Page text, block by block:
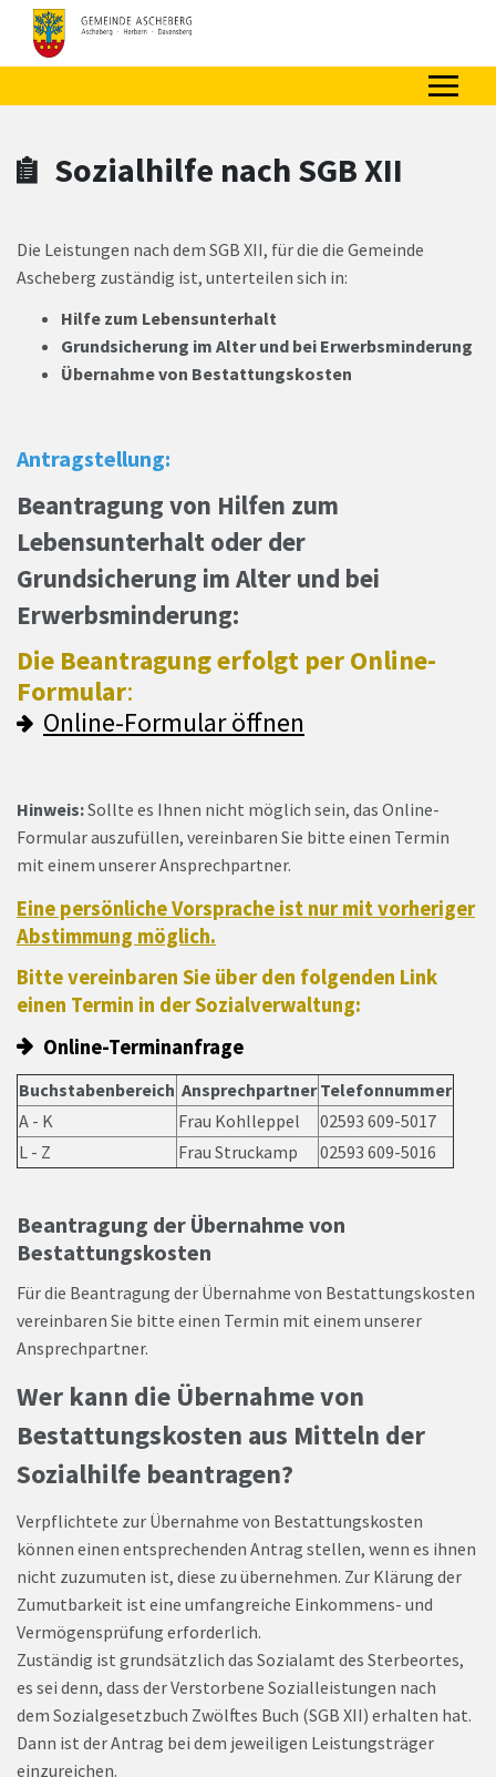
Zum Header
Zum Hauptinhalt
Zum Footer
Zum Hauptinhalt springen
Sozialhilfe nach SGB XII
Die Leistungen nach dem SGB XII, für die die Gemeinde
Ascheberg zuständig ist, unterteilen sich in:
Hilfe zum Lebensunterhalt
Grundsicherung im Alter und bei Erwerbsminderung
Übernahme von Bestattungskosten
Antragstellung:
Beantragung von Hilfen zum
Lebensunterhalt oder der
Grundsicherung im Alter und bei
Erwerbsminderung:
Die Beantragung erfolgt per Online-
Formular:
Online-Formular öffnen
Hinweis:Sollte es Ihnen nicht möglich sein, das Online-
Formular auszufüllen, vereinbaren Sie bitte einen Termin
mit einem unserer Ansprechpartner.
Eine persönliche Vorsprache ist nur mit vorheriger
Abstimmung möglich.
Bitte vereinbaren Sie über den folgenden Link
einen Termin in der Sozialverwaltung:
Online-Terminanfrage
Buchstabenbereich Ansprechpartner Telefonnummer
A - K
Frau Kohlleppel
02593 609-5017
L - Z
Frau Struckamp 02593 609-5016
Beantragung der Übernahme von
Bestattungskosten
Für die Beantragung der Übernahme von Bestattungskosten
vereinbaren Sie bitte einen Termin mit einem unserer
Ansprechpartner.
Wer kann die Übernahme von
Bestattungskosten aus Mitteln der
Sozialhilfe beantragen?
Verpflichtete zur Übernahme von Bestattungskosten
können einen entsprechenden Antrag stellen, wenn es ihnen
nicht zuzumuten ist, diese zu übernehmen. Zur Klärung der
Zumutbarkeit ist eine umfangreiche Einkommens- und
Vermögensprüfung erforderlich.
Zuständig ist grundsätzlich das Sozialamt des Sterbeortes,
es sei denn, dass der Verstorbene Sozialleistungen nach
dem Sozialgesetzbuch Zwölftes Buch (SGB XII) erhalten hat.
Dann ist der Antrag bei dem jeweiligen Leistungsträger
einzureichen.